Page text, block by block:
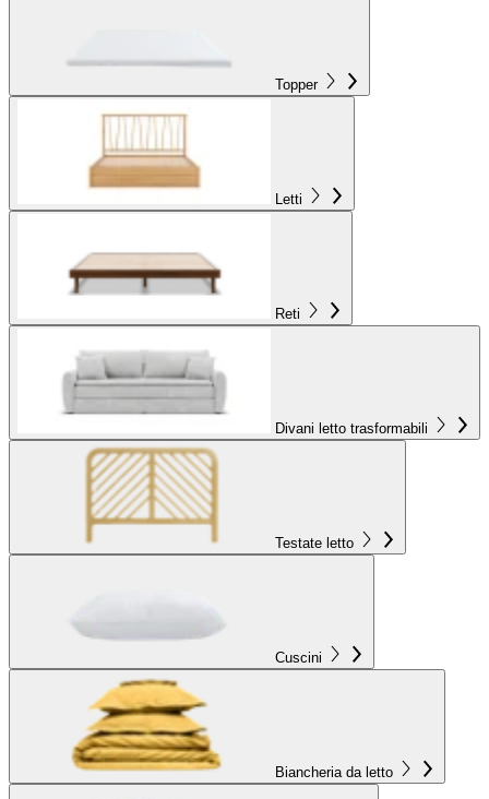
Topper
Letti
Reti
Divani letto trasformabili
Testate letto
Cuscini
Biancheria da letto